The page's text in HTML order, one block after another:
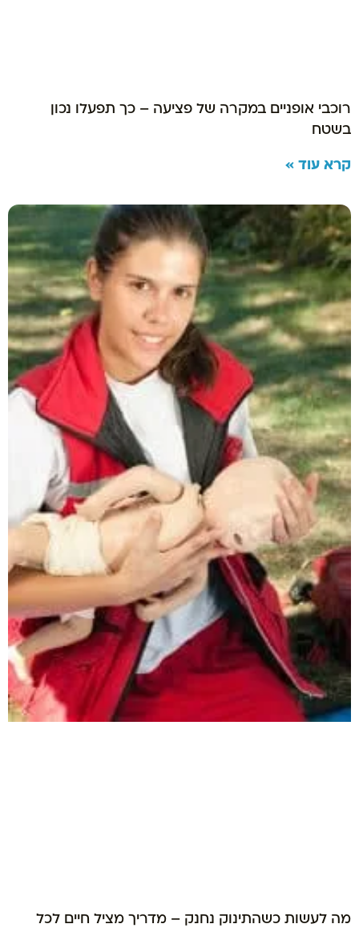
רוכבי אופניים במקרה של פציעה – כך תפעלו נכון
בשטח
קרא עוד »
מה לעשות כשהתינוק נחנק – מדריך מציל חיים לכל